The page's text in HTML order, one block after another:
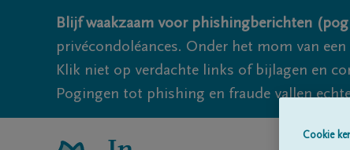
Blijf waakzaam voor phishingberichten
privécondoléances. Onder het mom van
Klik niet op verdachte links of bijlagen en
Pogingen tot phishing en fraude vallen
Cookie